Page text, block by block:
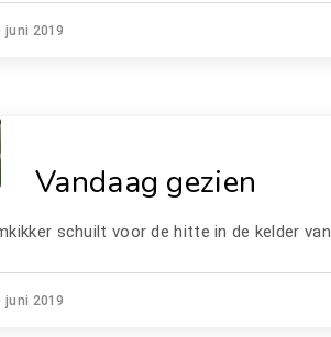
juni 2019
Vandaag gezien
schuilt voor de hitte in de kelder van
juni 2019